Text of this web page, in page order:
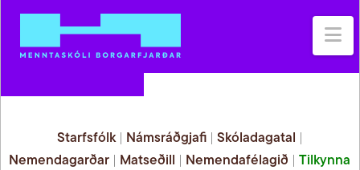
Starfsfólk| Námsráðgjafi| Skóladagatal
Nemendagarðar
Matseðill Nemendafélagið |Tilkynna